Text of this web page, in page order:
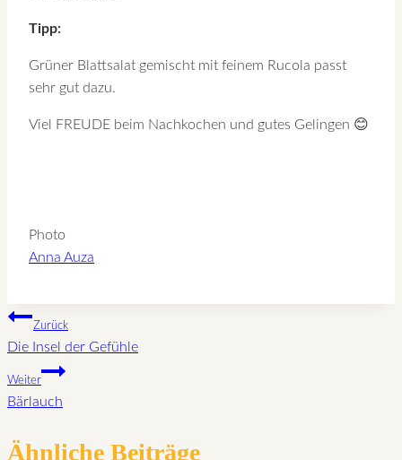
Tipp:
Grüner Blattsalat gemischt mit feinem Rucola passt
sehr gut dazu.
Viel FREUDE beim Nachkochen und gutes Gelingen 😊
Photo
Anna Auza
Beitragsnavigation
Zurück
Die Insel der Gefühle
Weiter
Bärlauch
Ähnliche Beiträge